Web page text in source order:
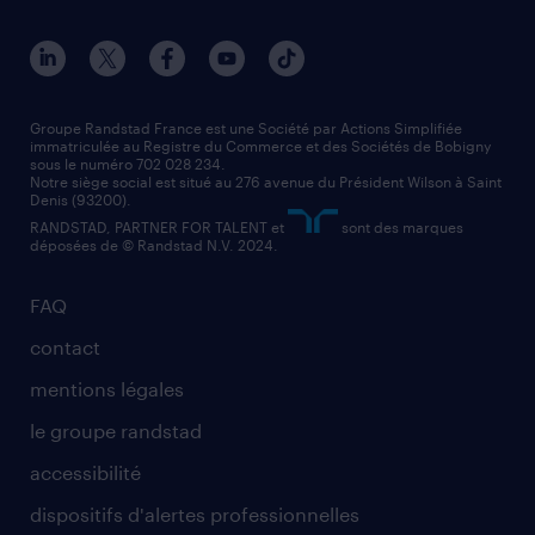
manutentionnaire
assistant administratif
comptable
contact entreprise
faq intérim / recrutement
nos agences par ville
nos agences par région
nos cabinets de recrutement
FAQ
contact
mentions légales
le groupe randstad
accessibilité
dispositifs d'alertes professionnelles
Groupe Randstad France est une Société par Actions Simplifiée
immatriculée au Registre du Commerce et des Sociétés de Bobigny
sous le numéro 702 028 234.
Notre siège social est situé au 276 avenue du Président Wilson à Saint
Denis (93200).
RANDSTAD, PARTNER FOR TALENT et
sont des marques
déposées de © Randstad N.V. 2024.